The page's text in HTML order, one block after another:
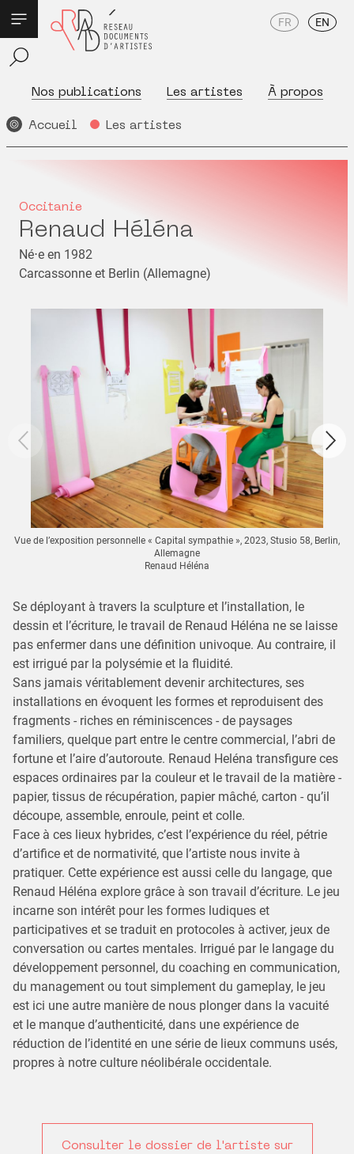
Nos publications Les artistes À propos
FR EN
Accueil Les artistes
Occitanie
Renaud Héléna
Né⋅e en 1982
Carcassonne et Berlin (Allemagne)
Vue de l’exposition personnelle « Capital sympathie », 2023, Stusio 58, Berlin,
Allemagne
Renaud Héléna
Se déployant à travers la sculpture et l’installation, le
dessin et l’écriture, le travail de Renaud Héléna ne se laisse
pas enfermer dans une définition univoque. Au contraire, il
est irrigué par la polysémie et la fluidité.
Sans jamais véritablement devenir architectures, ses
installations en évoquent les formes et reproduisent des
fragments - riches en réminiscences - de paysages
familiers, quelque part entre le centre commercial, l’abri de
fortune et l’aire d’autoroute. Renaud Heléna transfigure ces
espaces ordinaires par la couleur et le travail de la matière -
papier, tissus de récupération, papier mâché, carton - qu’il
découpe, assemble, enroule, peint et colle.
Face à ces lieux hybrides, c’est l’expérience du réel, pétrie
d’artifice et de normativité, que l’artiste nous invite à
pratiquer. Cette expérience est aussi celle du langage, que
Renaud Héléna explore grâce à son travail d’écriture. Le jeu
incarne son intérêt pour les formes ludiques et
participatives et se traduit en protocoles à activer, jeux de
conversation ou cartes mentales. Irrigué par le langage du
développement personnel, du coaching en communication,
du management ou tout simplement du gameplay, le jeu
est ici une autre manière de nous plonger dans la vacuité
et le manque d’authenticité, dans une expérience de
réduction de l’identité en une série de lieux communs usés,
propres à notre culture néolibérale occidentale.
Consulter le dossier de l'artiste sur